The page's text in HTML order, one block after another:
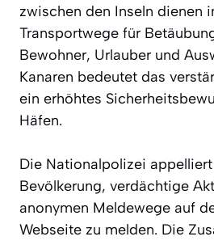
zwischen den Inseln dienen
Transportwege für
Bewohner, Urlauber und
Kanaren bedeutet das
ein erhöhtes
Häfen.
Die Nationalpolizei
Bevölkerung, verdächtige
anonymen Meldewege auf
Webseite zu melden. Die